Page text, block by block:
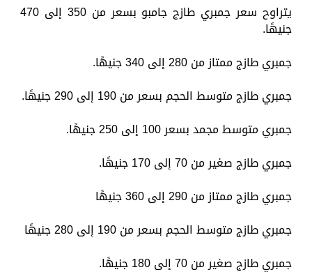
يتراوح سعر جمبري طازج جامبو بسعر من 350 إلى 470
جنيهًا.
جمبري طازج ممتاز من 280 إلى 340 جنيهًا.
جمبري طازج متوسط الحجم بسعر من 190 إلى 290 جنيهًا.
جمبري متوسط مجمد بسعر 100 إلى 250 جنيهًا.
جمبري طازج صغير من 70 إلى 170 جنيهًا.
جمبري طازج ممتاز من 290 إلى 360 جنيهًا
جمبري طازج متوسط الحجم بسعر من 190 إلى 280 جنيهًا
جمبري طازج صغير من 70 إلى 180 جنيهًا.